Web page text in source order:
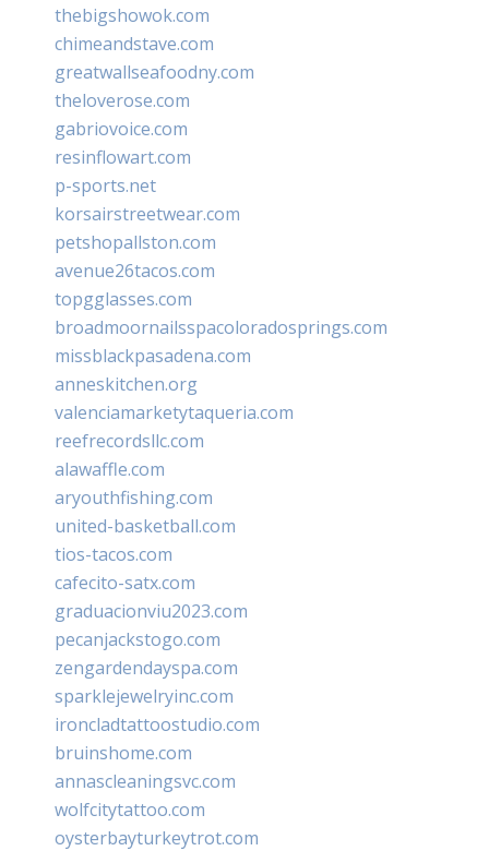
thebigshowok.com
chimeandstave.com
greatwallseafoodny.com
theloverose.com
gabriovoice.com
resinflowart.com
p-sports.net
korsairstreetwear.com
petshopallston.com
avenue26tacos.com
topgglasses.com
broadmoornailsspacoloradosprings.com
missblackpasadena.com
anneskitchen.org
valenciamarketytaqueria.com
reefrecordsllc.com
alawaffle.com
aryouthfishing.com
united-basketball.com
tios-tacos.com
cafecito-satx.com
graduacionviu2023.com
pecanjackstogo.com
zengardendayspa.com
sparklejewelryinc.com
ironcladtattoostudio.com
bruinshome.com
annascleaningsvc.com
wolfcitytattoo.com
oysterbayturkeytrot.com